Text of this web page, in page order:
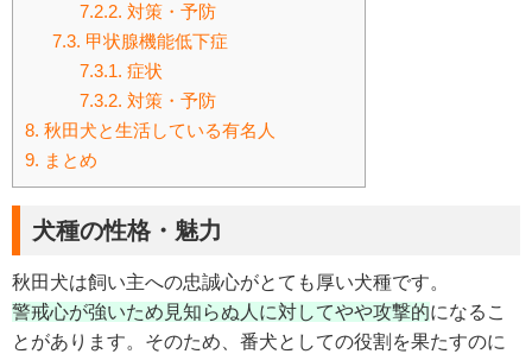
7.2.2. 対策・予防
7.3. 甲状腺機能低下症
7.3.1. 症状
7.3.2. 対策・予防
8. 秋田犬と生活している有名人
9. まとめ
犬種の性格・魅力
秋田犬は飼い主への忠誠心がとても厚い犬種です。
警戒心が強いため見知らぬ人に対してやや攻撃的になるこ
とがあります。そのため、番犬としての役割を果たすのに